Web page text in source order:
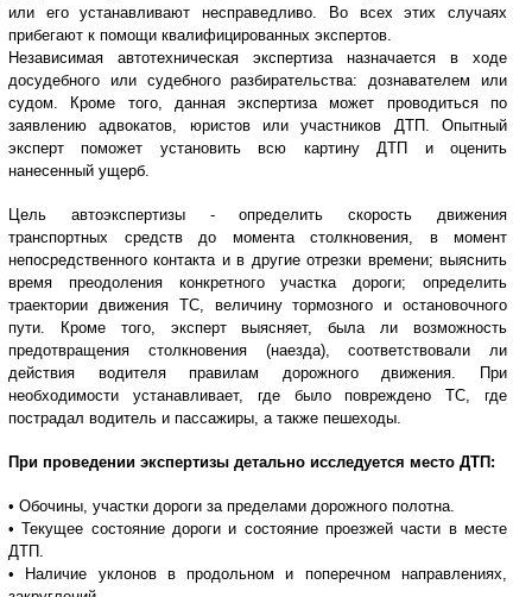
или его устанавливают несправедливо. Во всех этих случаях
прибегают к помощи квалифицированных экспертов.
Независимая автотехническая экспертиза назначается в ходе
досудебного или судебного разбирательства: дознавателем или
судом. Кроме того, данная экспертиза может проводиться по
заявлению адвокатов, юристов или участников ДТП. Опытный
эксперт поможет установить всю картину ДТП и оценить
нанесенный ущерб.
Цель автоэкспертизы - определить скорость движения
транспортных средств до момента столкновения, в момент
непосредственного контакта и в другие отрезки времени; выяснить
время преодоления конкретного участка дороги; определить
траектории движения ТС, величину тормозного и остановочного
пути. Кроме того, эксперт выясняет, была ли возможность
предотвращения столкновения (наезда), соответствовали ли
действия водителя правилам дорожного движения. При
необходимости устанавливает, где было повреждено ТС, где
пострадал водитель и пассажиры, а также пешеходы.
При проведении экспертизы детально исследуется место ДТП:
• Обочины, участки дороги за пределами дорожного полотна.
• Текущее состояние дороги и состояние проезжей части в месте
ДТП.
• Наличие уклонов в продольном и поперечном направлениях,